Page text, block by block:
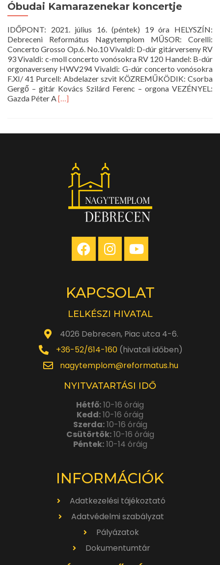
Óbudai Kamarazenekar koncertje
IDŐPONT: 2021. július 16. (péntek) 19 óra HELYSZÍN:
Debreceni Református Nagytemplom MŰSOR: Corelli:
Concerto Grosso Op.6. No.10 Vivaldi: D-dúr gitárverseny RV
93 Vivaldi: c-moll concerto vonósokra RV 120 Handel: B-dúr
orgonaverseny HWV294 Vivaldi: G-dúr concerto vonósokra
F.XI/ 41 Purcell: Abdelazer szvit KÖZREMŰKÖDIK: Csorba
Gergő – gitár Kovács Szilárd Ferenc – orgona VEZÉNYEL:
Gazda Péter ARead
[…]
KAPCSOLAT
LELKÉSZI HIVATAL
4026 Debrecen, Piac utca 4-6.
+36-52/614-160(hivatali időben)
nagytemplom@reformatus.hu
NYITVATARTÁSI IDŐ
Hétfő:10-16 óráig
Kedd:10-16 óráig
Szerda:10-16 óráig
Csütörtök:10-16 óráig
Péntek:10-14 óráig
INFORMÁCIÓK
Adatkezelési tájékoztató
Adatvédelmi szabályzat
Pályázatok
Dokumentumtár